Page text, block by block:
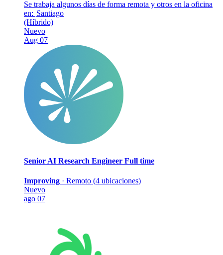
Se trabaja algunos días de forma remota y otros en la oficina
en: Santiago
(Híbrido)
Nuevo
Aug 07
Senior AI Research Engineer Full time
Improving · Remoto (4 ubicaciones)
Nuevo
ago 07